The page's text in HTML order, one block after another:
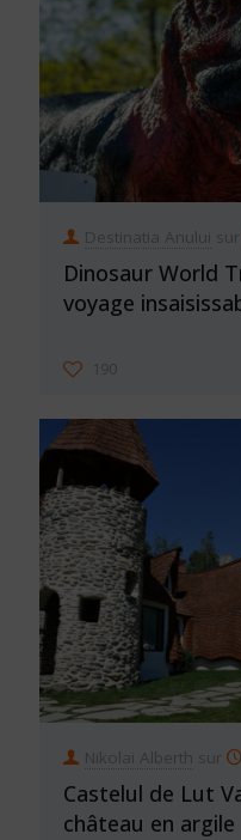
Destinatia Anului sur
Dinosaur World
voyage
190
Nikolai Alberth sur
Castelul de Lut
château en argile